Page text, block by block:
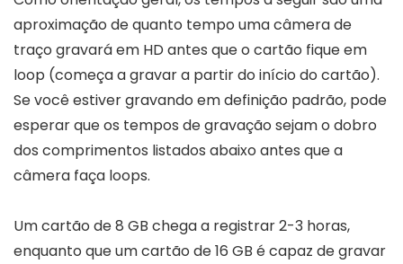
aproximação de quanto tempo uma câmera de
traço gravará em HD antes que o cartão fique em
loop (começa a gravar a partir do início do cartão).
Se você estiver gravando em definição padrão, pode
esperar que os tempos de gravação sejam o dobro
dos comprimentos listados abaixo antes que a
câmera faça loops.
Um cartão de 8 GB chega a registrar 2-3 horas,
enquanto que um cartão de 16 GB é capaz de gravar